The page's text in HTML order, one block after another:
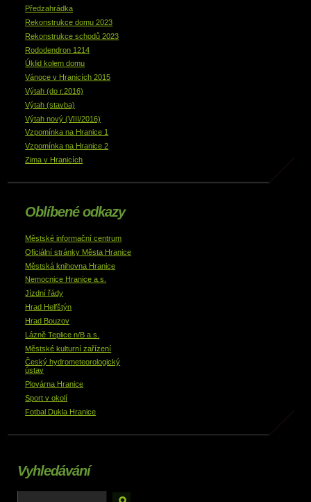
Předzahrádka
Rekonstrukce domu 2023
Rekonstrukce schodů 2023
Rododendron 1214
Úklid kolem domu
Vánoce v Hranicích 2015
Výtah (do r.2016)
Výtah (stavba)
Výtah nový (VIII/2016)
Vzpomínka na Hranice 1
Vzpomínka na Hranice 2
Zima v Hranicích
Oblíbené odkazy
Městské informační centrum
Oficiální stránky Města Hranice
Městská knihovna Hranice
Nemocnice Hranice a.s.
Jízdní řády
Hrad Helfštýn
Hrad Bouzov
Lázně Teplice n/B a.s.
Městské kulturní zařízení
Český hydrometeorologický
ústav
Plovárna Hranice
Sport v okolí
Fotbal Dukla Hranice
Vyhledávání